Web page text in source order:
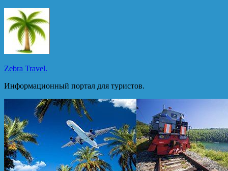
Перейти
к
содержимому
Zebra Travel.
Информационный портал для туристов.